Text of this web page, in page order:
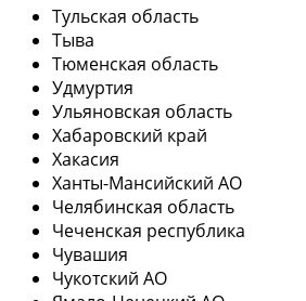
Тульская область
Тыва
Тюменская область
Удмуртия
Ульяновская область
Хабаровский край
Хакасия
Ханты-Мансийский АО
Челябинская область
Чеченская республика
Чувашия
Чукотский АО